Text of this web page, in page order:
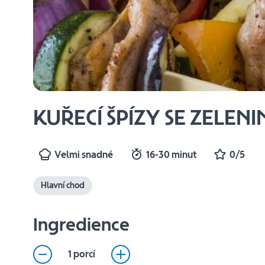
KUŘECÍ ŠPÍZY SE
Velmi snadné 16-30 minut 0/5
Hlavní chod
Ingredience
1 porcí